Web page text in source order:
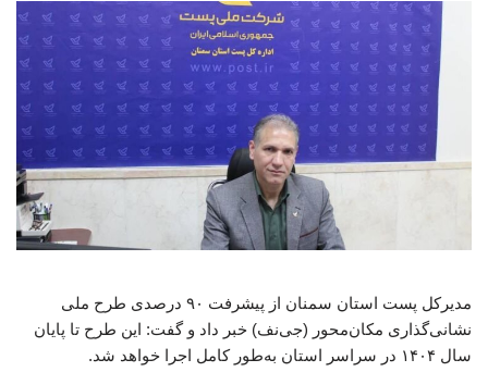
مدیرکل پست استان سمنان از پیشرفت ۹۰ درصدی طرح ملی
نشانی‌گذاری مکان‌محور (جی‌نف) خبر داد و گفت: این طرح تا پایان
سال ۱۴۰۴ در سراسر استان به‌طور کامل اجرا خواهد شد.